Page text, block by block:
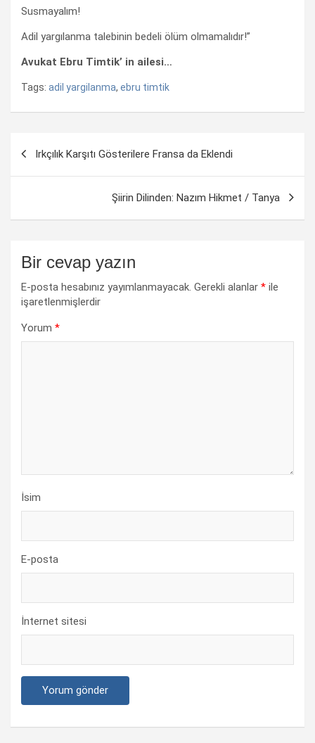
Susmayalım!
Adil yargılanma talebinin bedeli ölüm olmamalıdır!”
Avukat Ebru Timtik’ in ailesi…
Tags: adil yargilanma, ebru timtik
dolaşımı
Irkçılık Karşıtı Gösterilere Fransa da Eklendi
Şiirin Dilinden: Nazım Hikmet / Tanya
Bir cevap yazın
E-posta hesabınız yayımlanmayacak. Gerekli alanlar * ile
işaretlenmişlerdir
Yorum *
İsim
E-posta
İnternet sitesi